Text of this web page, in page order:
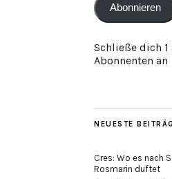
Abonnieren
Schließe dich 1
Abonnenten an
NEUESTE
Cres: Wo es nach
Rosmarin duftet